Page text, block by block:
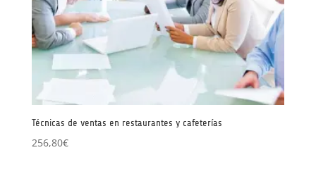
Técnicas de ventas en restaurantes y cafeterías
256,80€